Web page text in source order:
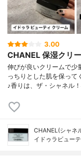
3.00
CHANEL 保湿クリ
伸びが良いクリームで少
っちりとした肌を保って
♪香りは、ザ・シャネル
CHANEL(シャネ
イドゥラビュー